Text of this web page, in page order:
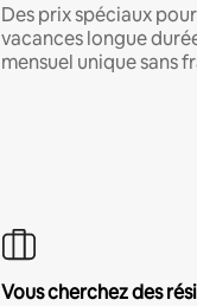
Des prix spéciaux
vacances longue
mensuel unique sans
Vous cherchez des